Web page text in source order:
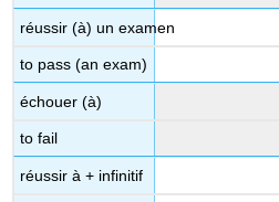
réussir (à) un examen
to pass (an exam)
échouer (à)
to fail
réussir à + infinitif